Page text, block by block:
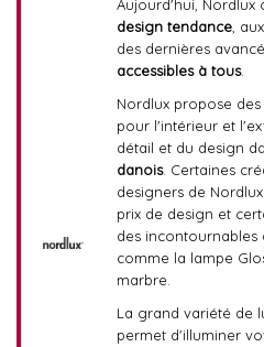
Aujourd'hui, Nordlux
design tendance,
des dernières
accessibles à tous.
Nordlux propose
pour l'intérieur et
détail et du design
danois. Certaines
designers de
prix de design et
des incontournables
comme la lampe
marbre.
La grand variété de
permet d'illuminer